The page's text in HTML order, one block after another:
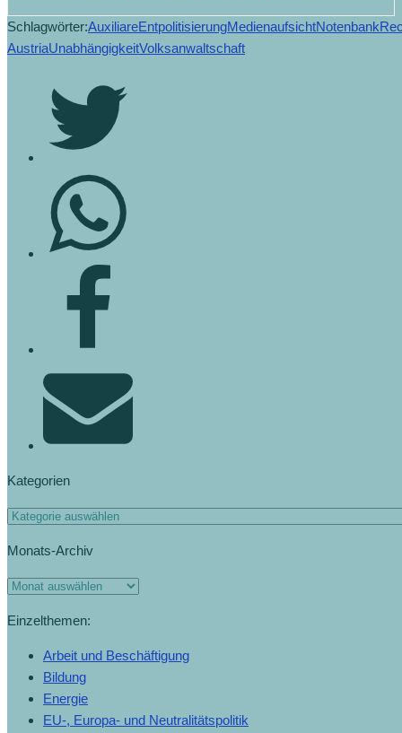
Schlagwörter:AuxiliareEntpolitisierungMedienaufsichtNotenbank
AustriaUnabhängigkeitVolksanwaltschaft
Kategorien
Monats-Archiv
Einzelthemen:
Arbeit und Beschäftigung
Bildung
Energie
EU-, Europa- und Neutralitätspolitik